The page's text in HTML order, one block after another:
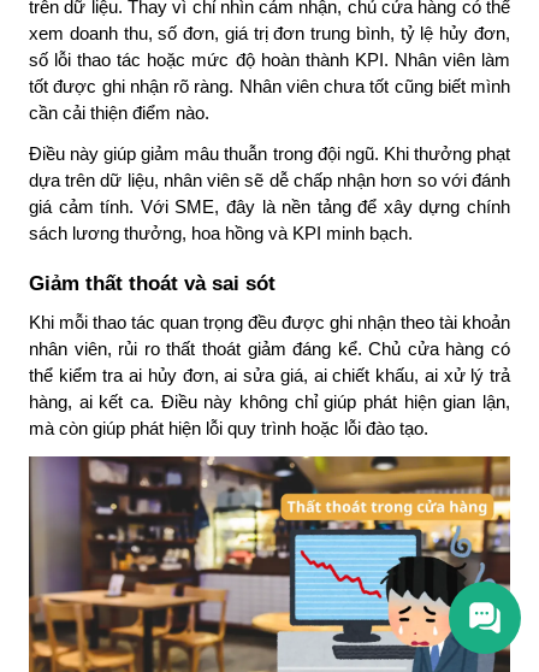
trên dữ liệu. Thay vì chỉ nhìn cảm nhận, chủ cửa hàng có thể
xem doanh thu, số đơn, giá trị đơn trung bình, tỷ lệ hủy đơn,
số lỗi thao tác hoặc mức độ hoàn thành KPI. Nhân viên làm
tốt được ghi nhận rõ ràng. Nhân viên chưa tốt cũng biết mình
cần cải thiện điểm nào.
Điều này giúp giảm mâu thuẫn trong đội ngũ. Khi thưởng phạt
dựa trên dữ liệu, nhân viên sẽ dễ chấp nhận hơn so với đánh
giá cảm tính. Với SME, đây là nền tảng để xây dựng chính
sách lương thưởng, hoa hồng và KPI minh bạch.
Giảm thất thoát và sai sót
Khi mỗi thao tác quan trọng đều được ghi nhận theo tài khoản
nhân viên, rủi ro thất thoát giảm đáng kể. Chủ cửa hàng có
thể kiểm tra ai hủy đơn, ai sửa giá, ai chiết khấu, ai xử lý trả
hàng, ai kết ca. Điều này không chỉ giúp phát hiện gian lận,
mà còn giúp phát hiện lỗi quy trình hoặc lỗi đào tạo.